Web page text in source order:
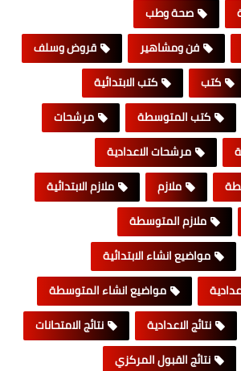
صحة وطب
فن ومشاهير
قروض وسلف
كتب
كتب الابتدائية
كتب المتوسطة
مرشحات
مرشحات الاعدادية
ملازم
ملازم الابتدائية
ملازم المتوسطة
مواضيع انشاء الابتدائية
مواضيع انشاء المتوسطة
نتائج الاعدادية
نتائج الامتحانات
نتائج القبول المركزي